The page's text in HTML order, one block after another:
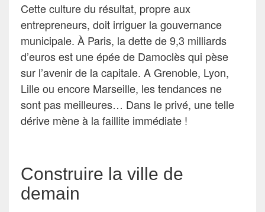
Cette culture du résultat, propre aux
entrepreneurs, doit irriguer la gouvernance
municipale. À Paris, la dette de 9,3 milliards
d’euros est une épée de Damoclès qui pèse
sur l’avenir de la capitale. A Grenoble, Lyon,
Lille ou encore Marseille, les tendances ne
sont pas meilleures… Dans le privé, une telle
dérive mène à la faillite immédiate !
Construire la ville de
demain